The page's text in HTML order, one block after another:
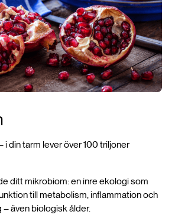
i din tarm lever över 100 triljoner
ditt mikrobiom: en inre ekologi som
till metabolism, inflammation och
även biologisk ålder.